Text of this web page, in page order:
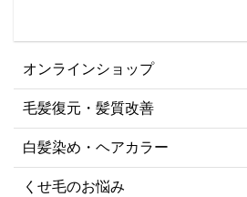
オンラインショップ
毛髪復元・髪質改善
白髪染め・ヘアカラー
くせ毛のお悩み